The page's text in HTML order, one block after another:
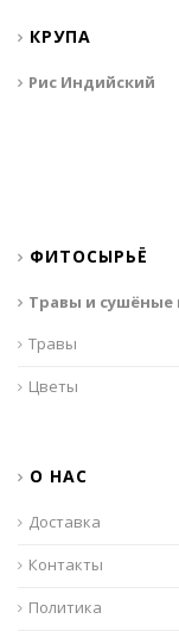
КРУПА
Рис Индийский
ФИТОСЫРЬЁ
Травы и сушёные
Травы
Цветы
О НАС
Доставка
Контакты
Политика